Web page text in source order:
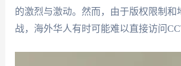
的激烈与激动。然而，由于版权限制和
战，海外华人有时可能难以直接访问